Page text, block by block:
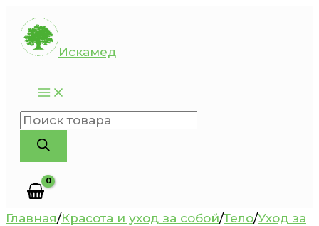
Перейти
содержимому
Искамед
Поиск
товаров
Главная/Красота и уход за собой/Тело/Уход за